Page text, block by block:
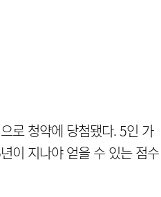
로 청약에 당첨됐다. 5인 가
이 지나야 얻을 수 있는 점수